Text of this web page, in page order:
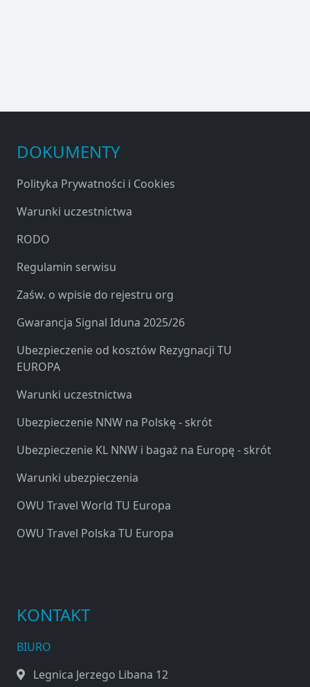
DOKUMENTY
Polityka Prywatności i Cookies
Warunki uczestnictwa
RODO
Regulamin serwisu
Zaśw. o wpisie do rejestru org
Gwarancja Signal Iduna 2025/26
Ubezpieczenie od kosztów Rezygnacji TU
EUROPA
Warunki uczestnictwa
Ubezpieczenie NNW na Polskę - skrót
Ubezpieczenie KL NNW i bagaż na Europę - skrót
Warunki ubezpieczenia
OWU Travel World TU Europa
OWU Travel Polska TU Europa
KONTAKT
BIURO
Legnica Jerzego Libana 12